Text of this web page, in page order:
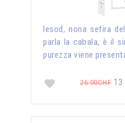
Iesod, nona sefira
parla la cabala, è il
purezza viene
26.00CHF